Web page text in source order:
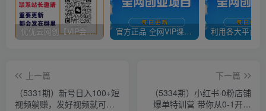
优优云网创【VIP会员专属交流群】 官方正品 全网VIP课程 无损下载~
上一篇
（5331期）新号日入100+短
视频躺赚，发好视频就可以
下一篇
（5334期）小红书·0粉店铺
爆单特训营 带你从0-1开店